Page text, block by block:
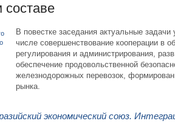
В повестке заседания актуальные задачи
числе совершенствование кооперации в
регулирования и администрирования,
обеспечение продовольственной
железнодорожных перевозок,
рынка.
экономический союз.